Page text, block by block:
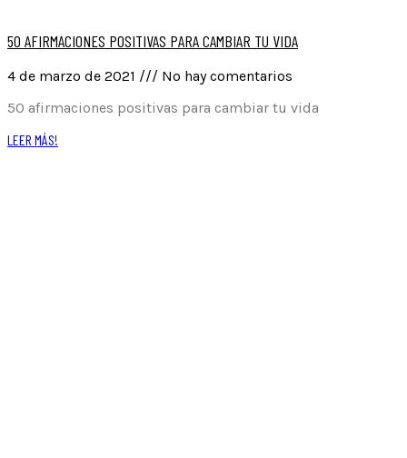
50 AFIRMACIONES POSITIVAS PARA CAMBIAR TU VIDA
4 de marzo de 2021
No hay comentarios
50 afirmaciones positivas para cambiar tu vida
LEER MÁS!